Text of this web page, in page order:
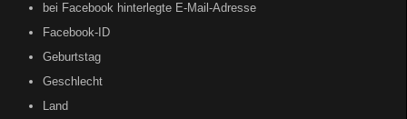
bei Facebook hinterlegte E-Mail-Adresse
Facebook-ID
Geburtstag
Geschlecht
Land